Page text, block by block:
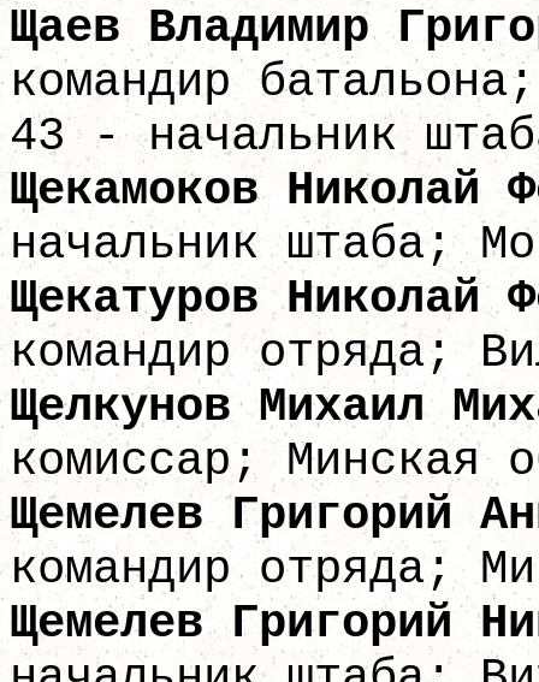
Щаев Владимир
командир
43 - начальник
Щекамоков
начальник штаба;
Щекатуров
командир отряда;
Щелкунов
комиссар; Минская
Щемелев
командир отряда;
Щемелев